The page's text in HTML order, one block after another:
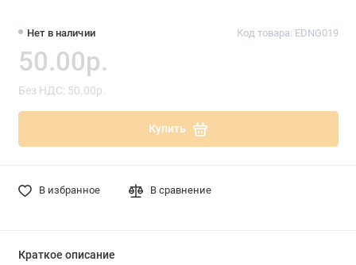
Нет в наличии Код товара: EDNG019
50.00р.
Без НДС: 50.00р.
Купить
В избранное В сравнение
Краткое описание